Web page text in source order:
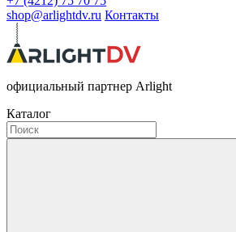
shop@arlightdv.ru Контакты
официальный партнер Arlight
Каталог